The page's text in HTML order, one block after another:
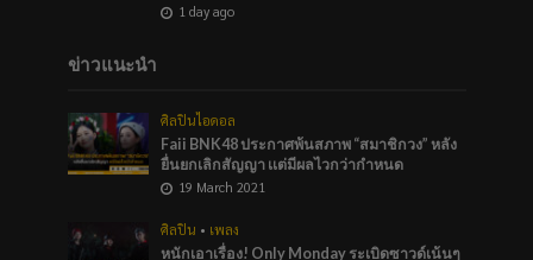
1 day ago
ข่าวแนะนำ
ศิลปินไอดอล
Faii BNK48 ประกาศพ้นสภาพ “สมาชิกวง” หลัง
ยื่นยกเลิกสัญญา เเต่มีผลไวกว่ากำหนด
19 March 2021
ศิลปิน • เพลง
หนักเอาเรื่อง! Only Monday ระเบิดซาวด์เน้นๆ